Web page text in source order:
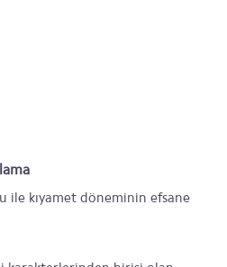
ile kıyamet döneminin efsane